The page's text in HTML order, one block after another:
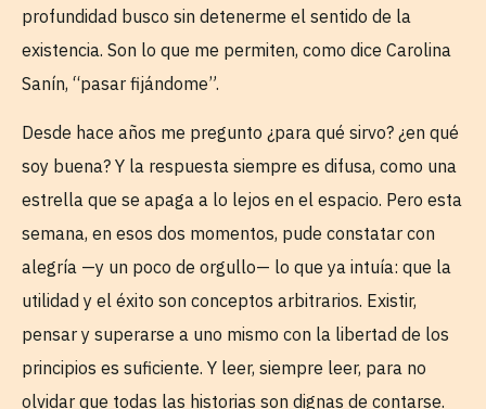
profundidad busco sin detenerme el sentido de la
existencia. Son lo que me permiten, como dice Carolina
Sanín, “pasar fijándome”.
Desde hace años me pregunto ¿para qué sirvo? ¿en qué
soy buena? Y la respuesta siempre es difusa, como una
estrella que se apaga a lo lejos en el espacio. Pero esta
semana, en esos dos momentos, pude constatar con
alegría —y un poco de orgullo— lo que ya intuía: que la
utilidad y el éxito son conceptos arbitrarios. Existir,
pensar y superarse a uno mismo con la libertad de los
principios es suficiente. Y leer, siempre leer, para no
olvidar que todas las historias son dignas de contarse.